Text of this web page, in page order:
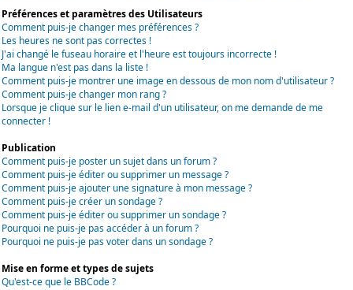
Préférences et paramètres des Utilisateurs
Comment puis-je changer mes préférences ?
Les heures ne sont pas correctes !
J'ai changé le fuseau horaire et l'heure est toujours incorrecte !
Ma langue n'est pas dans la liste !
Comment puis-je montrer une image en dessous de mon nom d'utilisateur ?
Comment puis-je changer mon rang ?
Lorsque je clique sur le lien e-mail d'un utilisateur, on me demande de me
connecter !
Publication
Comment puis-je poster un sujet dans un forum ?
Comment puis-je éditer ou supprimer un message ?
Comment puis-je ajouter une signature à mon message ?
Comment puis-je créer un sondage ?
Comment puis-je éditer ou supprimer un sondage ?
Pourquoi ne puis-je pas accéder à un forum ?
Pourquoi ne puis-je pas voter dans un sondage ?
Mise en forme et types de sujets
Qu'est-ce que le BBCode ?